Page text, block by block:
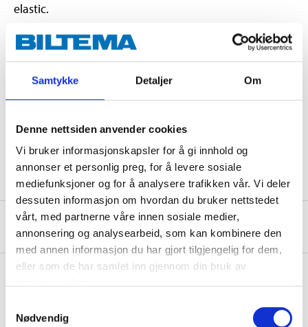
Samtykke Detaljer Om
Denne nettsiden anvender cookies
Vi bruker informasjonskapsler for å gi innhold og
annonser et personlig preg, for å levere sosiale
mediefunksjoner og for å analysere trafikken vår. Vi deler
dessuten informasjon om hvordan du bruker nettstedet
vårt, med partnerne våre innen sosiale medier,
annonsering og analysearbeid, som kan kombinere den
med annen informasjon du har gjort tilgjengelig for dem,
eller som de har samlet inn gjennom din bruk av
Nødvendig
elastic.
Technical specifications
Length
1800 mm
Width
1000 mm
Colour
Black
About the manufacturer